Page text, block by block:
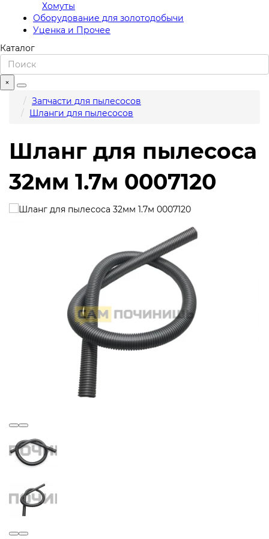
Хомуты
Оборудование для золотодобычи
Уценка и Прочее
Каталог
×
Запчасти для пылесосов
Шланги для пылесосов
Шланг для пылесоса
32мм 1.7м 0007120